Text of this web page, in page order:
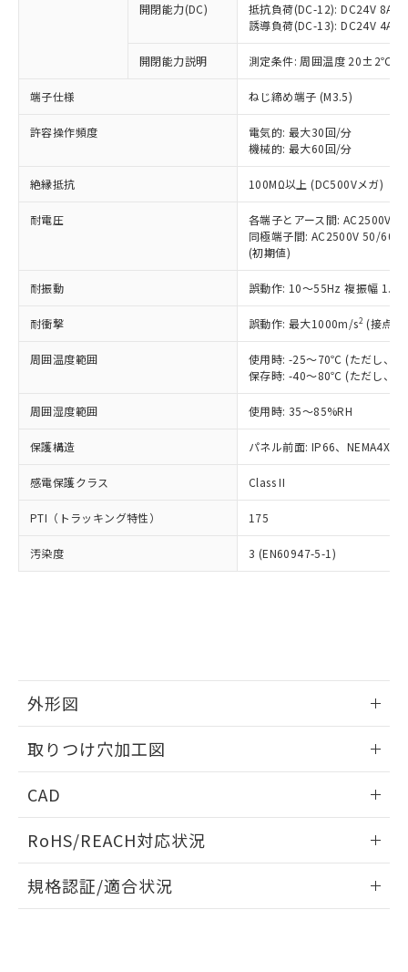
開閉能力(DC)
抵抗負荷(DC-12): DC24V 8A/
誘導負荷(DC-13): DC24V 4A/
開閉能力説明 測定条件: 周囲温度 20±2℃、
端子仕様 ねじ締め端子 (M3.5)
許容操作頻度
電気的: 最大30回/分
機械的: 最大60回/分
絶縁抵抗 100MΩ以上 (DC500Vメガ)
耐電圧
各端子とアース間: AC2500V
同極端子間: AC2500V 50/
(初期値)
耐振動 誤動作: 10～55Hz 複振幅
耐衝撃 誤動作: 最大1000m/s2 (接点
周囲温度範囲
使用時: -25～70℃ (ただし、氷
保存時: -40～80℃ (ただし、氷
周囲湿度範囲 使用時: 35～85%RH
保護構造 パネル前面: IP66、NEMA4X,
感電保護クラス Class II
PTI（トラッキング特性） 175
汚染度 3 (EN60947-5-1)
外形図
取りつけ穴加工図
CAD
ドすることができます。
ログイン/会員登録
RoHS/REACH対応状況
EU RoHS 注意事項・凡例
規格認証/適合状況
以下の条件をお読みいただき、同意のうえ
ご利用ください。
本サービスは、当社制御機器事業取扱
商品の当社在庫状況および標準価格
(税抜)を提供させていただくもので
当社制御機器事業取扱商品の中には、
本サービスの対象外となる商品もある
ことをご了承ください。
在庫状況および標準価格照会結果は、
記載している更新日時点での社内デー
タに基づき作成されるものであり、閲
覧された時点での実際の在庫および標
準価格とは異なる場合があることをご
正式な納期状況および標準価格はお客
様のお取引先、またはお客様担当のオ
ムロン制御機器販売店・当社販売員に
オムロン制御機器販売店や当社販売拠
販売ネットワーク
」をご確認
在庫状況および標準価格結果を当社の
事前の承諾なく第三者に漏洩または開
示しないようお願いします。
マイパーツ機能（部品リスト作成サー
ビス）をご利用いただくには、I-Web
品・サービスに関するお客様との取
の共同利用に関して"
用者の範囲」に記載されている法人を
対応予定なし：EU RoHS指令（10物質）の
非含有に非対応の商品で、対応品を出す予
調査・確認中：EU RoHS指令（10物質）の
非含有の対応状況を調査中または確認中の
商品です。
非該当品：ライセンス料など無形物で、有
害物質有無と関係のない商品です。
仕入先様の事情により、非含有部品として
いたものが、含有品と判明した場合などや
むを得ず変更することがあります。
鉛(Pb) 1000ppm以下、 水銀(Hg) 1000ppm以下、 カド
六価クロム(Cr(Ⅵ)) 1000ppm以下、ポリ臭化ビフェニル
類(PBB) 1000ppm以下、ポリ臭化ジフェニルエーテル類
ルベンジル（BBP） 1000ppm以下、フタル酸ジブチル
（DBP） 1000ppm以下、フタル酸ジイソブチル
但し、RoHS指令で産業用監視および制御機器に対する
適用除外項目は除く。
フタル酸エステル類の４物質については閾値を超える意
図的な使用がないことを確認しています。
部品在庫の切り替え状況などにより、予定
月が前後することがあります。
EU RoHS指令（10物質）の非含有証明書
51物質の非含有証明書（当社基準）
※本証明書は発行日時点で非含有を証明す
物質の対応では、対応完了までの期間は出
荷製品に未対応品が混在することから備考
欄に対応日を記載しておりました。
既に当社にて対応品への在庫切替を完了
「○」：最大均質材料含有率が中国RoHSの
基準値以下であることを示します。
「×」：最大均質材料含有率が中国RoHSの
基準値を超えていることを示します。
「－」：未確認です。当社販売部門へお問
*中国RoHS10物質の基準値 (GB/T26572)：
Pb(鉛) :1000ppm、 Hg(水銀) : 1000ppm、 Cd(カドミウ
Cr(Ⅵ)(六価クロム) : 1000ppm、 PBBs(ポリ臭化ビフェ
ニル類) : 1000ppm、 PBDEs(ポリ臭化ジフェニルエーテ
ル類) : 1000ppm、
DBP(フタル酸ジブチル) : 1000ppm、 DIBP(フタル酸ジ
イソブチル) : 1000ppm、 BBP(フタル酸ブチルベンジ
DEHP(フタル酸ビス(2-エチルヘキシル)) : 1000ppm
「ｅ」：有害物質（10物質）のすべてが基
準値以下であることを示します。
「10」：通常の使用状況下において有害物
質が外部に漏えいし、環境に深刻な影響を
及ぼさない年数を意味します。
当社は、これら貴社製品のうち、外国
為替および外国貿易法に定める商品
（以下｢規制貨物等」という）を輸出
または国外への提供する場合は、日本
国政府の輸出許可(または役務取引許
可)を取得するなどの必要な手続きを
当社は規制貨物を破棄する場合は、完
全に破砕するなど、違法に輸出されな
いよう必要な手段を講じます。
当社は貴社製品を、核兵器、ミサイ
ル、化学兵器、生物兵器またはその他
武器並びにこれらの製造装置等に一切
当社は、貴社製品を第三者に販売する
場合は、上記1、2および3の内容を当
該第三者に通知します。また当社は、
販売先および販売に係わる関係者が違
法に輸出するおそれがある場合は、取
り引きをいたしません。
一定数以上の在庫あり
一定数には満たないが在庫あり
在庫なし(最新の在庫状況につ
いては、お客様のお取引先、ま
たはお客様担当のオムロン制御
機器販売店・当社販売員にご確
受注生産機種、また在庫状況の
情報を公開していない機種